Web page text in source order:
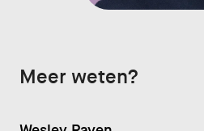
Meer weten?